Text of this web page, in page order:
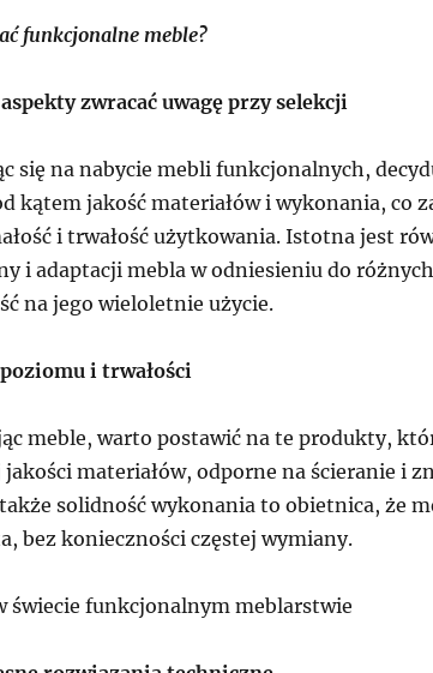
funkcjonalne meble?
zwracać uwagę przy selekcji
się na nabycie mebli funkcjonalnych,
kątem jakość materiałów i wykonania, co
i trwałość użytkowania. Istotna jest
i adaptacji mebla w odniesieniu do
na jego wieloletnie użycie.
i trwałości
meble, warto postawić na te produkty,
materiałów, odporne na ścieranie i
solidność wykonania to obietnica, że
bez konieczności częstej wymiany.
świecie funkcjonalnym meblarstwie